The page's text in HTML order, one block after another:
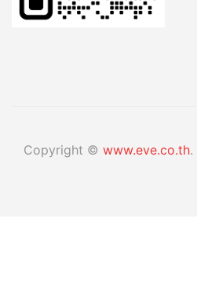
Copyright © www.eve.co.th.